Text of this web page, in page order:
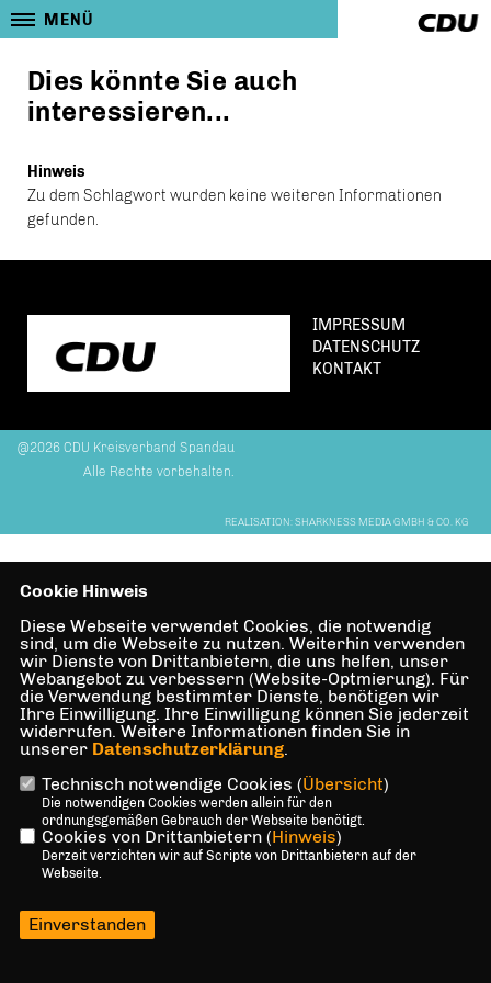
MENÜ
Dies könnte Sie auch
interessieren...
Hinweis
Zu dem Schlagwort wurden keine weiteren Informationen
gefunden.
IMPRESSUM
DATENSCHUTZ
KONTAKT
@2026 CDU Kreisverband Spandau
Alle Rechte vorbehalten.
REALISATION: SHARKNESS MEDIA GMBH & CO. KG
Cookie Hinweis
Diese Webseite verwendet Cookies, die notwendig
sind, um die Webseite zu nutzen. Weiterhin verwenden
wir Dienste von Drittanbietern, die uns helfen, unser
Webangebot zu verbessern (Website-Optmierung). Für
die Verwendung bestimmter Dienste, benötigen wir
Ihre Einwilligung. Ihre Einwilligung können Sie jederzeit
widerrufen. Weitere Informationen finden Sie in
unserer Datenschutzerklärung.
Technisch notwendige Cookies (Übersicht)
Die notwendigen Cookies werden allein für den
ordnungsgemäßen Gebrauch der Webseite benötigt.
Cookies von Drittanbietern (Hinweis)
Derzeit verzichten wir auf Scripte von Drittanbietern auf der
Webseite.
Einverstanden